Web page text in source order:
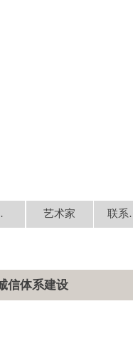
艺术家
信体系建设